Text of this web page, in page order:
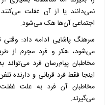
نمی‌دانند یا از آن غفلت
اجتماعی آن‌ها هک می‌شود.
سرهنگ پاشایی ادامه داد: وقتی
می‌شود، هکر و فرد مجرم از
مخاطبان پیام‌رسان فرد می‌تواند
اینجا فقط فرد قربانی و دارنده
مخاطبان آن فرد به علت
می‌گیرند.